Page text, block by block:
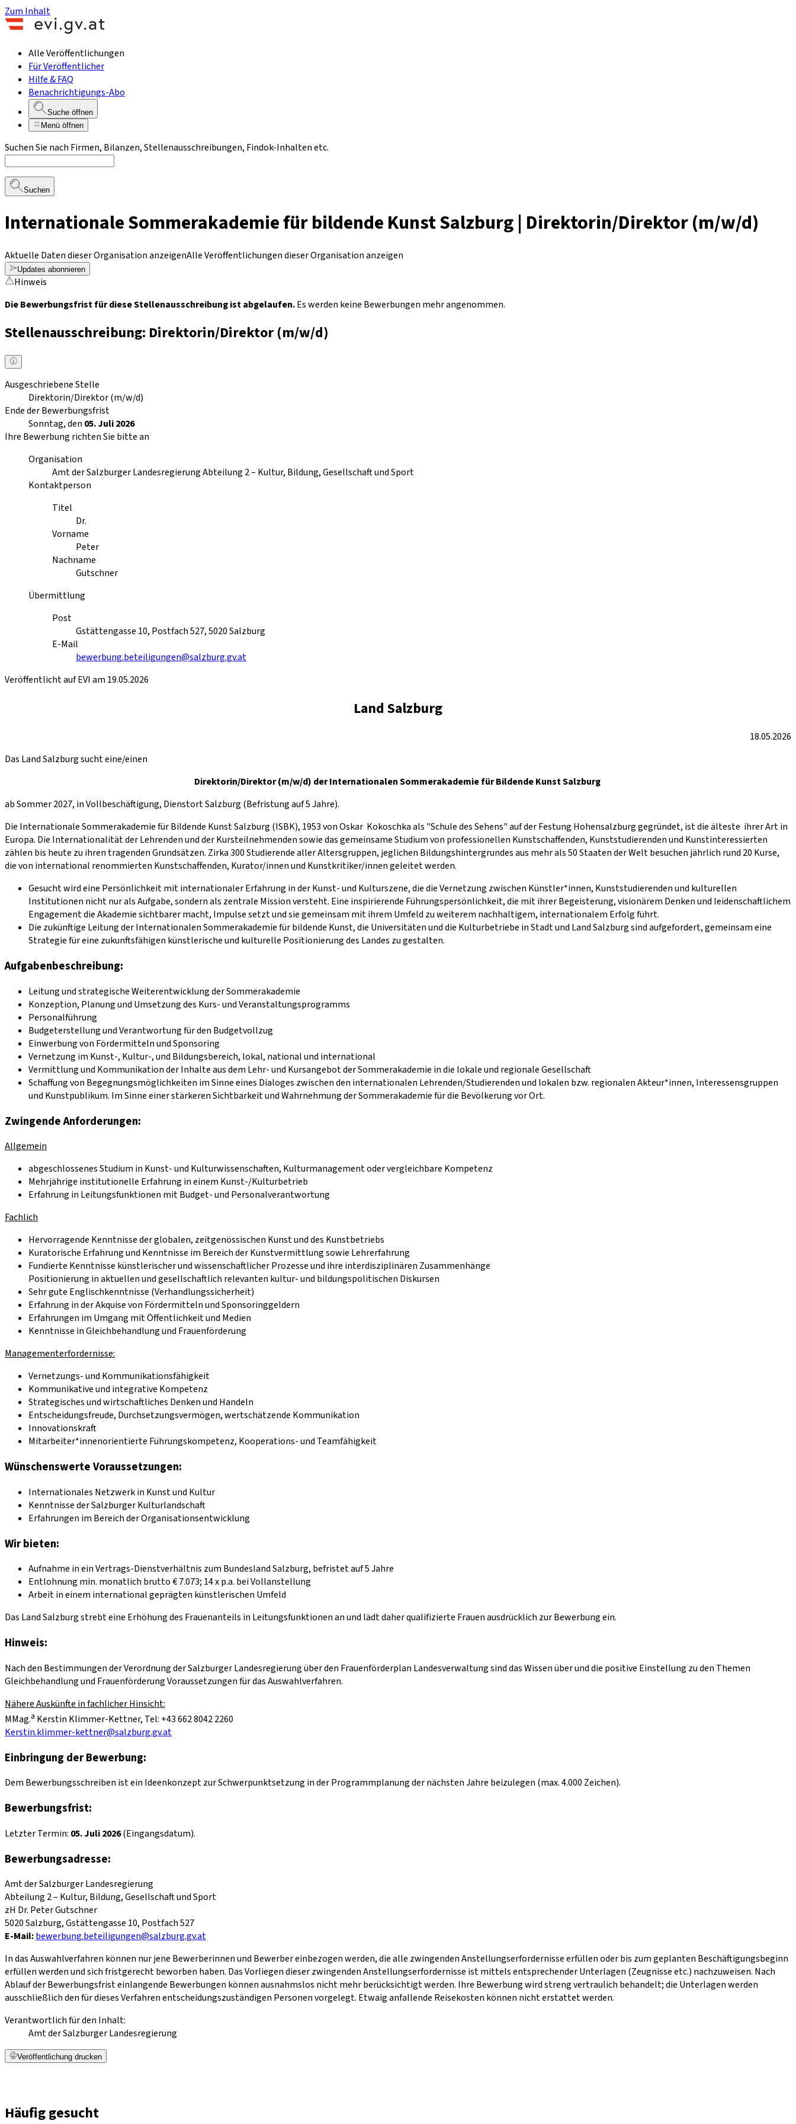
Zum Inhalt
Alle Veröffentlichungen
Für Veröffentlicher
Hilfe & FAQ
Benachrichtigungs-Abo
Suche öffnen
Menü öffnen
Suchen Sie nach Firmen, Bilanzen, Stellenausschreibungen, Findok-Inhalten etc.
Suchen
Internationale Sommerakademie für bildende Kunst Salzburg | Direktorin/Direktor (m/w/d)
Aktuelle Daten dieser Organisation anzeigenAlle Veröffentlichungen dieser Organisation anzeigen
Updates abonnieren
Hinweis
Die Bewerbungsfrist für diese Stellenausschreibung ist abgelaufen.Es werden keine Bewerbungen mehr angenommen.
Stellenausschreibung: Direktorin/Direktor (m/w/d)
Ausgeschriebene Stelle
Direktorin/Direktor (m/w/d)
Ende der Bewerbungsfrist
Sonntag, den 05. Juli 2026
Ihre Bewerbung richten Sie bitte an
Organisation
Amt der Salzburger Landesregierung Abteilung 2 – Kultur, Bildung, Gesellschaft und Sport
Kontaktperson
Titel
Dr.
Vorname
Peter
Nachname
Gutschner
Übermittlung
Post
Gstättengasse 10, Postfach 527, 5020 Salzburg
E-Mail
bewerbung.beteiligungen@salzburg.gv.at
Veröffentlicht auf EVI am 19.05.2026
Land Salzburg
18.05.2026
Das Land Salzburg sucht eine/einen
Direktorin/Direktor (m/w/d) der Internationalen Sommerakademie für Bildende Kunst Salzburg
ab Sommer 2027, in Vollbeschäftigung, Dienstort Salzburg (Befristung auf 5 Jahre).
Die Internationale Sommerakademie für Bildende Kunst Salzburg (ISBK), 1953 von Oskar Kokoschka als "Schule des Sehens" auf der Festung Hohensalzburg gegründet, ist die älteste ihrer Art in
Europa. Die Internationalität der Lehrenden und der Kursteilnehmenden sowie das gemeinsame Studium von professionellen Kunstschaffenden, Kunststudierenden und Kunstinteressierten
zählen bis heute zu ihren tragenden Grundsätzen. Zirka 300 Studierende aller Altersgruppen, jeglichen Bildungshintergrundes aus mehr als 50 Staaten der Welt besuchen jährlich rund 20 Kurse,
die von international renommierten Kunstschaffenden, Kurator/innen und Kunstkritiker/innen geleitet werden.
Gesucht wird eine Persönlichkeit mit internationaler Erfahrung in der Kunst- und Kulturszene, die die Vernetzung zwischen Künstler*innen, Kunststudierenden und kulturellen
Institutionen nicht nur als Aufgabe, sondern als zentrale Mission versteht. Eine inspirierende Führungspersönlichkeit, die mit ihrer Begeisterung, visionärem Denken und leidenschaftlichem
Engagement die Akademie sichtbarer macht, Impulse setzt und sie gemeinsam mit ihrem Umfeld zu weiterem nachhaltigem, internationalem Erfolg führt.
Die zukünftige Leitung der Internationalen Sommerakademie für bildende Kunst, die Universitäten und die Kulturbetriebe in Stadt und Land Salzburg sind aufgefordert, gemeinsam eine
Strategie für eine zukunftsfähigen künstlerische und kulturelle Positionierung des Landes zu gestalten.
Aufgabenbeschreibung:
Leitung und strategische Weiterentwicklung der Sommerakademie
Konzeption, Planung und Umsetzung des Kurs- und Veranstaltungsprogramms
Personalführung
Budgeterstellung und Verantwortung für den Budgetvollzug
Einwerbung von Fördermitteln und Sponsoring
Vernetzung im Kunst-, Kultur-, und Bildungsbereich, lokal, national und international
Vermittlung und Kommunikation der Inhalte aus dem Lehr- und Kursangebot der Sommerakademie in die lokale und regionale Gesellschaft
Schaffung von Begegnungsmöglichkeiten im Sinne eines Dialoges zwischen den internationalen Lehrenden/Studierenden und lokalen bzw. regionalen Akteur*innen, Interessensgruppen
und Kunstpublikum. Im Sinne einer stärkeren Sichtbarkeit und Wahrnehmung der Sommerakademie für die Bevölkerung vor Ort.
Zwingende Anforderungen:
Allgemein
abgeschlossenes Studium in Kunst- und Kulturwissenschaften, Kulturmanagement oder vergleichbare Kompetenz
Mehrjährige institutionelle Erfahrung in einem Kunst-/Kulturbetrieb
Erfahrung in Leitungsfunktionen mit Budget- und Personalverantwortung
Fachlich
Hervorragende Kenntnisse der globalen, zeitgenössischen Kunst und des Kunstbetriebs
Kuratorische Erfahrung und Kenntnisse im Bereich der Kunstvermittlung sowie Lehrerfahrung
Fundierte Kenntnisse künstlerischer und wissenschaftlicher Prozesse und ihre interdisziplinären Zusammenhänge
Positionierung in aktuellen und gesellschaftlich relevanten kultur- und bildungspolitischen Diskursen
Sehr gute Englischkenntnisse (Verhandlungssicherheit)
Erfahrung in der Akquise von Fördermitteln und Sponsoringgeldern
Erfahrungen im Umgang mit Öffentlichkeit und Medien
Kenntnisse in Gleichbehandlung und Frauenförderung
Managementerfordernisse:
Vernetzungs- und Kommunikationsfähigkeit
Kommunikative und integrative Kompetenz
Strategisches und wirtschaftliches Denken und Handeln
Entscheidungsfreude, Durchsetzungsvermögen, wertschätzende Kommunikation
Innovationskraft
Mitarbeiter*innenorientierte Führungskompetenz, Kooperations- und Teamfähigkeit
Wünschenswerte Voraussetzungen:
Internationales Netzwerk in Kunst und Kultur
Kenntnisse der Salzburger Kulturlandschaft
Erfahrungen im Bereich der Organisationsentwicklung
Wir bieten:
Aufnahme in ein Vertrags-Dienstverhältnis zum Bundesland Salzburg, befristet auf 5 Jahre
Entlohnung min. monatlich brutto € 7.073; 14 x p.a. bei Vollanstellung
Arbeit in einem international geprägten künstlerischen Umfeld
Das Land Salzburg strebt eine Erhöhung des Frauenanteils in Leitungsfunktionen an und lädt daher qualifizierte Frauen ausdrücklich zur Bewerbung ein.
Hinweis:
Nach den Bestimmungen der Verordnung der Salzburger Landesregierung über den Frauenförderplan Landesverwaltung sind das Wissen über und die positive Einstellung zu den Themen
Gleichbehandlung und Frauenförderung Voraussetzungen für das Auswahlverfahren.
Nähere Auskünfte in fachlicher Hinsicht:
MMag.a Kerstin Klimmer-Kettner, Tel: +43 662 8042 2260
Kerstin.klimmer-kettner@salzburg.gv.at
Einbringung der Bewerbung:
Dem Bewerbungsschreiben ist ein Ideenkonzept zur Schwerpunktsetzung in der Programmplanung der nächsten Jahre beizulegen (max. 4.000 Zeichen).
Bewerbungsfrist:
Letzter Termin: 05. Juli 2026(Eingangsdatum).
Bewerbungsadresse:
Amt der Salzburger Landesregierung
Abteilung 2 – Kultur, Bildung, Gesellschaft und Sport
zH Dr. Peter Gutschner
5020 Salzburg, Gstättengasse 10, Postfach 527
E-Mail:bewerbung.beteiligungen@salzburg.gv.at
In das Auswahlverfahren können nur jene Bewerberinnen und Bewerber einbezogen werden, die alle zwingenden Anstellungserfordernisse erfüllen oder bis zum geplanten Beschäftigungsbeginn
erfüllen werden und sich fristgerecht beworben haben. Das Vorliegen dieser zwingenden Anstellungserfordernisse ist mittels entsprechender Unterlagen (Zeugnisse etc.) nachzuweisen. Nach
Ablauf der Bewerbungsfrist einlangende Bewerbungen können ausnahmslos nicht mehr berücksichtigt werden. Ihre Bewerbung wird streng vertraulich behandelt; die Unterlagen werden
ausschließlich den für dieses Verfahren entscheidungszuständigen Personen vorgelegt. Etwaig anfallende Reisekosten können nicht erstattet werden.
Verantwortlich für den Inhalt:
Amt der Salzburger Landesregierung
Veröffentlichung drucken
Häufig gesucht